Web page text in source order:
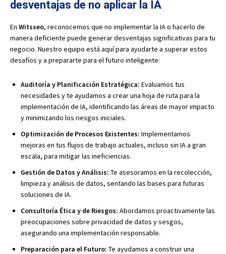
desventajas de no aplicar la IA
En Witsseo, reconocemos que no implementar la IA o hacerlo de
manera deficiente puede generar desventajas significativas para tu
negocio. Nuestro equipo está aquí para ayudarte a superar estos
desafíos y a prepararte para el futuro inteligente:
Auditoría y Planificación Estratégica: Evaluamos tus
necesidades y te ayudamos a crear una hoja de ruta para la
implementación de IA, identificando las áreas de mayor impacto
y minimizando los riesgos iniciales.
Optimización de Procesos Existentes: Implementamos
mejoras en tus flujos de trabajo actuales, incluso sin IA a gran
escala, para mitigar las ineficiencias.
Gestión de Datos y Análisis: Te asesoramos en la recolección,
limpieza y análisis de datos, sentando las bases para futuras
soluciones de IA.
Consultoría Ética y de Riesgos: Abordamos proactivamente las
preocupaciones sobre privacidad de datos y sesgos,
asegurando una implementación responsable.
Preparación para el Futuro: Te ayudamos a construir una